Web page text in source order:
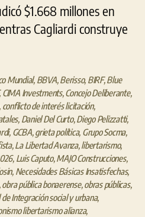
$1.668 millones en
Cagliardi construye
Mundial, BBVA, Berisso, BIRF,Blue
CIMA Investments, Concejo Deliberante,
conflicto de interés licitación,
, Daniel Del Curto, Diego Pelizzatti,
, GCBA, grieta política, Grupo Socma,
, La Libertad Avanza, libertarismo,
, Luis Caputo, MAJO Construcciones,
, Necesidades Básicas Insatisfechas,
obra pública bonaerense, obras públicas,
Integración social y urbana,
libertarismo alianza,